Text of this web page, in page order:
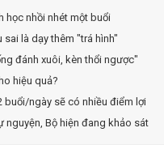
học nhồi nhét một buổi
là dạy thêm "trá hình"
đánh xuôi, kèn thổi ngược"
hiệu quả?
buổi/ngày sẽ có nhiều điểm lợi
nguyện, Bộ hiện đang khảo sát